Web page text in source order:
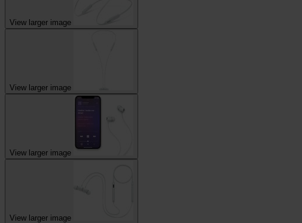
View larger image
View larger image
View larger image
View larger image